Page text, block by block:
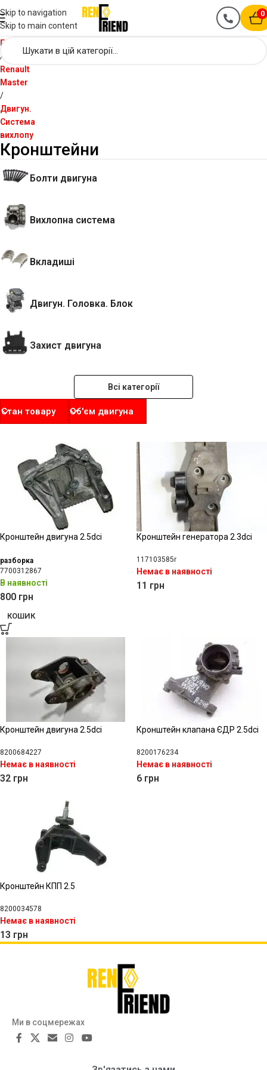
Skip to navigation
Skip to main content
0
Головна
Renault
Master
Двигун.
Система
вихлопу
Кронштейни
Болти двигуна
Вихлопна система
Вкладиші
Двигун. Головка. Блок
Захист двигуна
Всі категорії
Стан товару Об'єм двигуна
Кронштейн двигуна 2.5dci
разборка
7700312867
В наявності
800 грн
КОШИК
Кронштейн генератора 2.3dci
117103585r
Немає в наявності
11 грн
Кронштейн двигуна 2.5dci
8200684227
Немає в наявності
32 грн
Кронштейн клапана ЄДР 2.5dci
8200176234
Немає в наявності
6 грн
Кронштейн КПП 2.5
8200034578
Немає в наявності
13 грн
Ми в соцмережах